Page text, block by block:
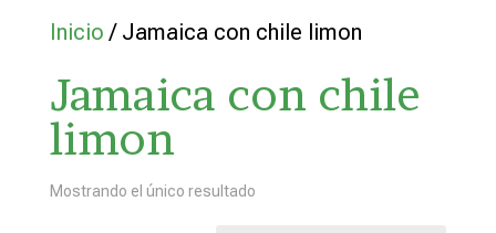
Inicio / Jamaica con chile limon
Jamaica con chile
limon
Mostrando el único resultado